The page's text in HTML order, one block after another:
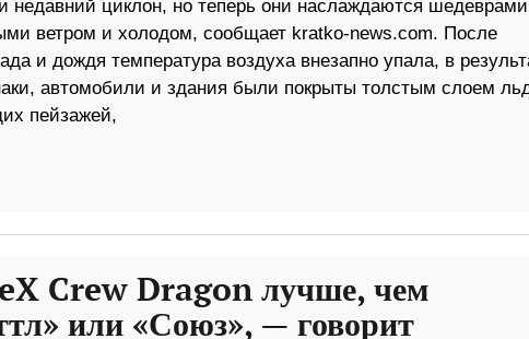
недавний циклон, но теперь они наслаждаются
ветром и холодом, сообщает kratko-news.com. После
и дождя температура воздуха внезапно упала, в
автомобили и здания были покрыты толстым слоем
пейзажей,
Crew Dragon лучше, чем
или «Союз», — говорит